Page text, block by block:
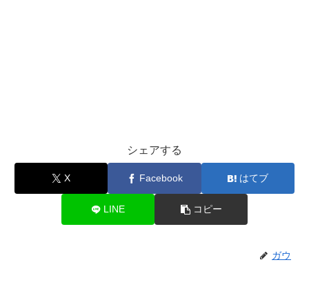
シェアする
X Facebook はてブ
LINE コピー
ガウ